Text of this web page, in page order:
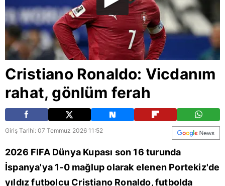
Cristiano Ronaldo: Vicdanım
rahat, gönlüm ferah
Giriş Tarihi: 07 Temmuz 2026 11:52
2026 FIFA Dünya Kupası son 16 turunda
İspanya'ya 1-0 mağlup olarak elenen Portekiz'de
yıldız futbolcu Cristiano Ronaldo, futbolda